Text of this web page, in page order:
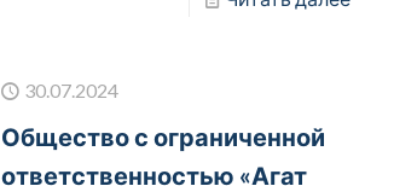
30.07.2024
Общество с ограниченной
ответственностью «Агат